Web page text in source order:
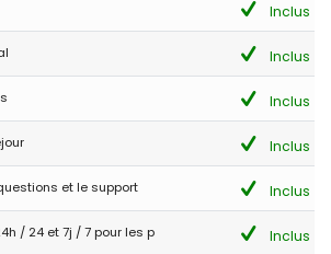
el resto perfecto
n'a pas de table de mixage. Tout le reste
Inclus
Inclus
Inclus
Inclus
et le support Inclus
/ 24 et 7j / 7 pour les p Inclus